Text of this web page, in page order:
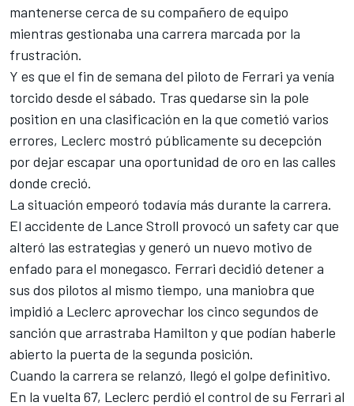
mantenerse cerca de su compañero de equipo
mientras gestionaba una carrera marcada por la
frustración.
Y es que el fin de semana del piloto de Ferrari ya venía
torcido desde el sábado. Tras quedarse sin la pole
position en una clasificación en la que cometió varios
errores, Leclerc mostró públicamente su decepción
por dejar escapar una oportunidad de oro en las calles
donde creció.
La situación empeoró todavía más durante la carrera.
El accidente de Lance Stroll provocó un safety car que
alteró las estrategias y generó un nuevo motivo de
enfado para el monegasco. Ferrari decidió detener a
sus dos pilotos al mismo tiempo, una maniobra que
impidió a Leclerc aprovechar los cinco segundos de
sanción que arrastraba Hamilton y que podían haberle
abierto la puerta de la segunda posición.
Cuando la carrera se relanzó, llegó el golpe definitivo.
En la vuelta 67, Leclerc perdió el control de su Ferrari al